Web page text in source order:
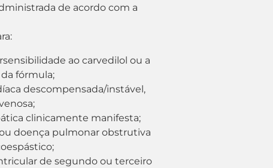
de acordo com a
ao carvedilol ou a
fórmula;
descompensada/instável,
clinicamente manifesta;
doença pulmonar obstrutiva
de segundo ou terceiro